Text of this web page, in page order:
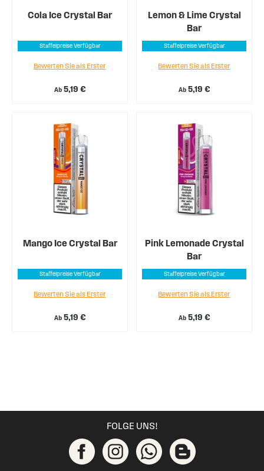
Cola Ice Crystal Bar
Staffelpreise Verfügbar
Ab 5,19 €
Bewerten Sie als Erster
Lemon & Lime Crystal
Bar
Staffelpreise Verfügbar
Ab 5,19 €
Bewerten Sie als Erster
Mango Ice Crystal Bar
Staffelpreise Verfügbar
Ab 5,19 €
Bewerten Sie als Erster
Pink Lemonade Crystal
Bar
Staffelpreise Verfügbar
Ab 5,19 €
Bewerten Sie als Erster
FOLGE UNS!